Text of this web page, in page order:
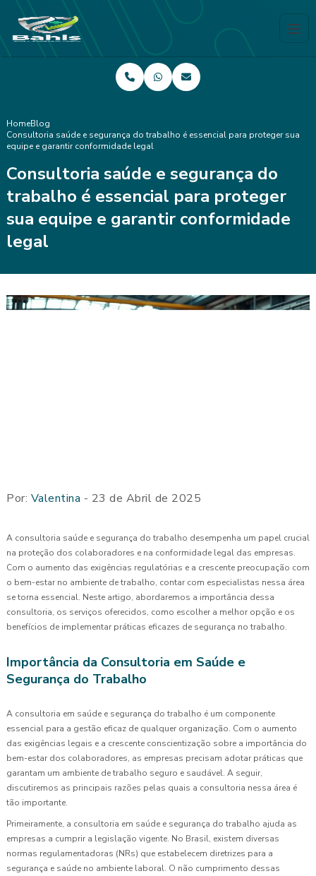
HomeBlog
Consultoria saúde e segurança do trabalho é essencial para proteger sua
equipe e garantir conformidade legal
Consultoria saúde e segurança do
trabalho é essencial para proteger
sua equipe e garantir conformidade
legal
Por: Valentina - 23 de Abril de 2025
A consultoria saúde e segurança do trabalho desempenha um papel crucial
na proteção dos colaboradores e na conformidade legal das empresas.
Com o aumento das exigências regulatórias e a crescente preocupação com
o bem-estar no ambiente de trabalho, contar com especialistas nessa área
se torna essencial. Neste artigo, abordaremos a importância dessa
consultoria, os serviços oferecidos, como escolher a melhor opção e os
benefícios de implementar práticas eficazes de segurança no trabalho.
Importância da Consultoria em Saúde e
Segurança do Trabalho
A consultoria em saúde e segurança do trabalho é um componente
essencial para a gestão eficaz de qualquer organização. Com o aumento
das exigências legais e a crescente conscientização sobre a importância do
bem-estar dos colaboradores, as empresas precisam adotar práticas que
garantam um ambiente de trabalho seguro e saudável. A seguir,
discutiremos as principais razões pelas quais a consultoria nessa área é
tão importante.
Primeiramente, a consultoria em saúde e segurança do trabalho ajuda as
empresas a cumprir a legislação vigente. No Brasil, existem diversas
normas regulamentadoras (NRs) que estabelecem diretrizes para a
segurança e saúde no ambiente laboral. O não cumprimento dessas